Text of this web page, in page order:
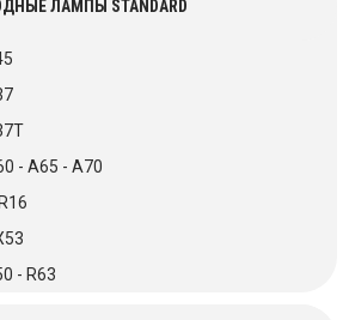
ЛАМПЫ STANDARD
- A65 - А70
- R63